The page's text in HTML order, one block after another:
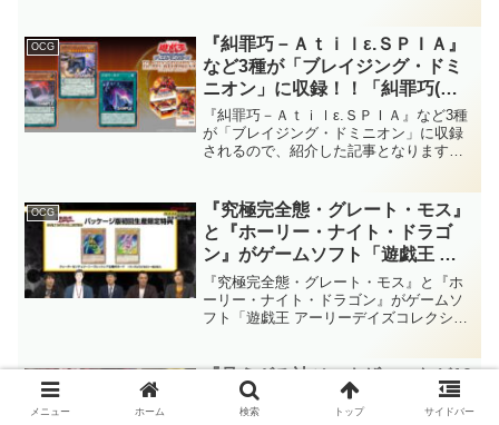
OCG】
「Ｘ－セイバー」や「ＤＤ」も期待でき
そう？【遊戯王OCG】
OCG
『糾罪巧－Ａｔｉｌε.ＳＰＩＡ』
など3種が「ブレイジング・ドミ
ニオン」に収録！！「糾罪巧(エ
ニアクラフト)」に新たな制圧効
果持ちが登場！！同一チェーン上
の相手効果を全て無に帰す、非常
戯王OCG】
『糾罪巧－Ａｔｉｌε.ＳＰＩＡ』など3種
が「ブレイジング・ドミニオン」に収録
されるので、紹介した記事となります。
手効果を全て無に帰す、非常に強烈なモ
ンスターだ……。【遊戯王OCG】
OCG
『究極完全態・グレート・モス』
と『ホーリー・ナイト・ドラゴ
ン』がゲームソフト「遊戯王 ア
ーリーデイズコレクション」に付
属！！どちらもクォーターセンチ
ュリーシークレットレア仕様！！
【遊戯王OCG】
『究極完全態・グレート・モス』と『ホ
ーリー・ナイト・ドラゴン』がゲームソ
フト「遊戯王 アーリーデイズコレクショ
リーシークレットレア仕様！！ただ、ラ
ンダム封入ですか……。【遊戯王OCG】
『見えざる神ジャウザー』など10
種が「デッキビルドパック ファ
ントム・リベンジャーズ」に収
メニュー ホーム 検索 トップ サイドバー